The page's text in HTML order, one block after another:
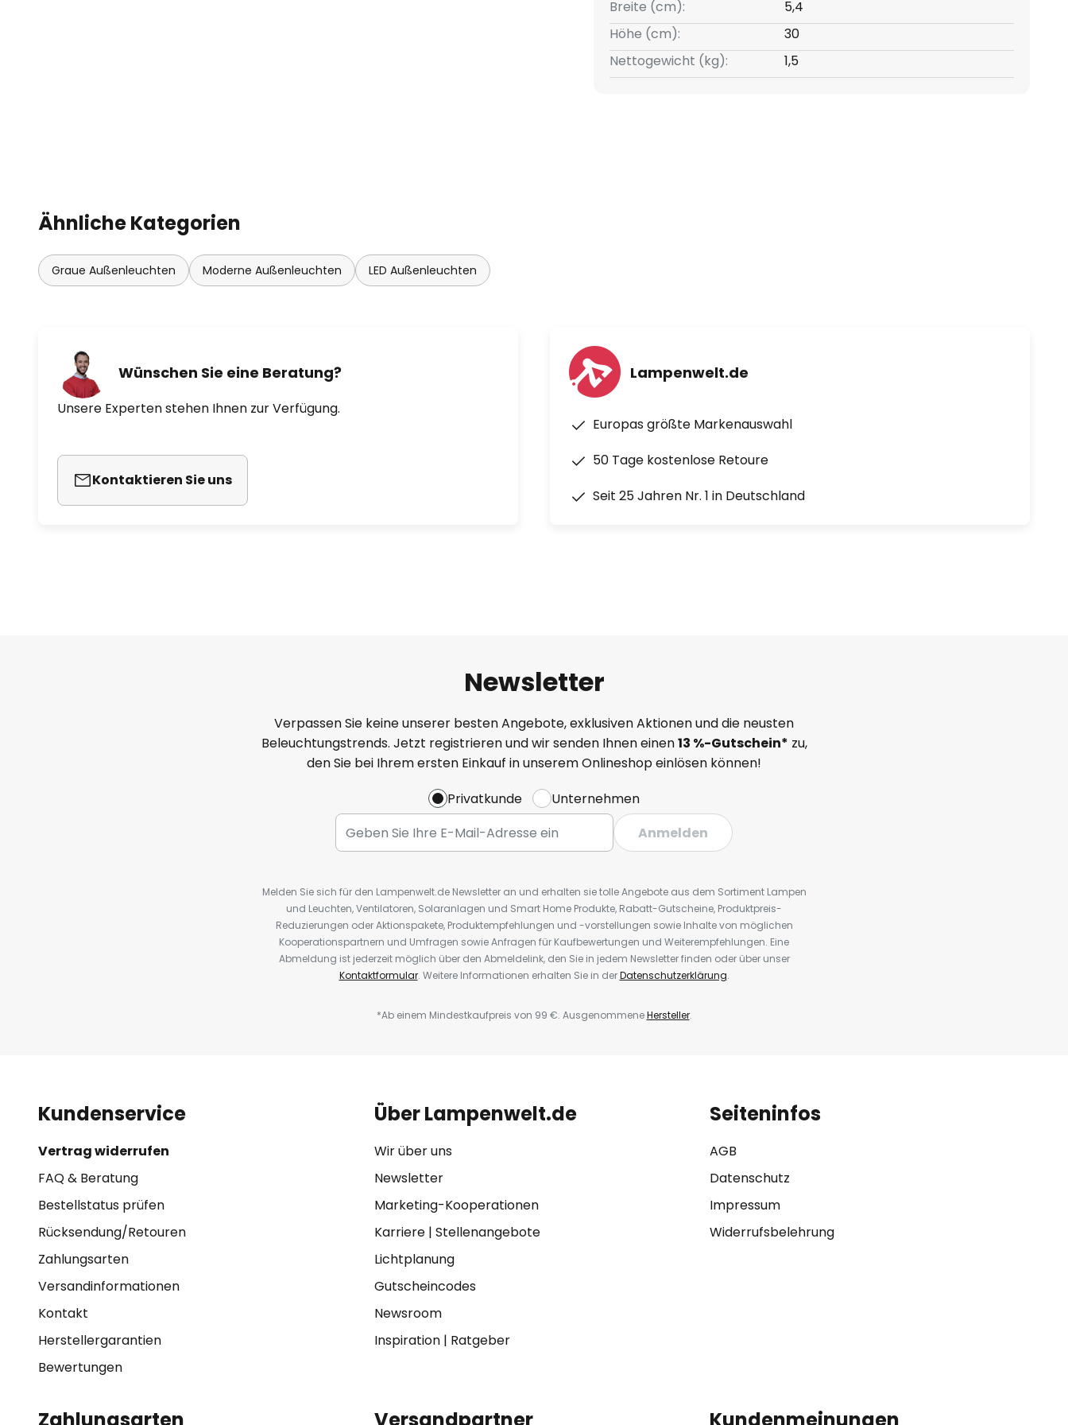
Breite (cm):
5,4
Höhe (cm):
30
Nettogewicht (kg):
1,5
Ähnliche Kategorien
Graue Außenleuchten Moderne Außenleuchten LED Außenleuchten
Wünschen Sie eine Beratung?
Unsere Experten stehen Ihnen zur Verfügung.
Kontaktieren Sie uns
Lampenwelt.de
Europas größte Markenauswahl
50 Tage kostenlose Retoure
Seit 25 Jahren Nr. 1 in Deutschland
Newsletter
Verpassen Sie keine unserer besten Angebote, exklusiven Aktionen und die neusten
Beleuchtungstrends. Jetzt registrieren und wir senden Ihnen einen13 %-Gutschein* zu,
den Sie bei Ihrem ersten Einkauf in unserem Onlineshop einlösen können!
Privatkunde
Unternehmen
Anmelden
Melden Sie sich für den Lampenwelt.de Newsletter an und erhalten sie tolle Angebote aus dem Sortiment Lampen
und Leuchten, Ventilatoren, Solaranlagen und Smart Home Produkte, Rabatt-Gutscheine, Produktpreis-
Reduzierungen oder Aktionspakete, Produktempfehlungen und -vorstellungen sowie Inhalte von möglichen
Kooperationspartnern und Umfragen sowie Anfragen für Kaufbewertungen und Weiterempfehlungen. Eine
Abmeldung ist jederzeit möglich über den Abmeldelink, den Sie in jedem Newsletter finden oder über unser
Kontaktformular. Weitere Informationen erhalten Sie in derDatenschutzerklärung.
*Ab einem Mindestkaufpreis von 99 €. AusgenommeneHersteller.
Kundenservice
Vertrag widerrufen
FAQ & Beratung
Bestellstatus prüfen
Rücksendung/Retouren
Zahlungsarten
Versandinformationen
Kontakt
Herstellergarantien
Bewertungen
Über Lampenwelt.de
Wir über uns
Newsletter
Marketing-Kooperationen
Karriere| Stellenangebote
Lichtplanung
Gutscheincodes
Newsroom
Inspiration| Ratgeber
Seiteninfos
AGB
Datenschutz
Impressum
Widerrufsbelehrung